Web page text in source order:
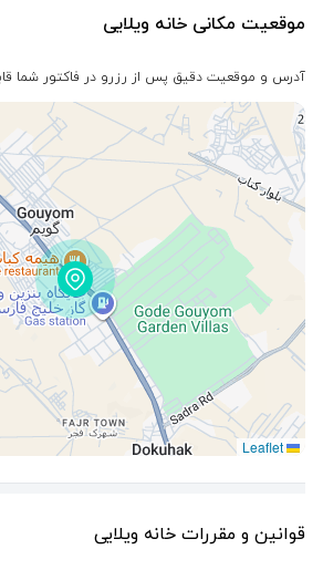
موقعیت مکانی خانه ویلایی
آدرس و موقعیت دقیق پس از رزرو در فاکتور شما
قوانین و مقررات خانه ویلایی